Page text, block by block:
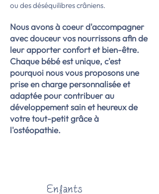
ou des déséquilibres crâniens.
Nous avons à coeur d'accompagner
avec douceur vos nourrissons afin de
leur apporter confort et bien-être.
Chaque bébé est unique, c'est
pourquoi nous vous proposons une
prise en charge personnalisée et
adaptée pour contribuer au
développement sain et heureux de
votre tout-petit grâce à
l'ostéopathie.
Enfants